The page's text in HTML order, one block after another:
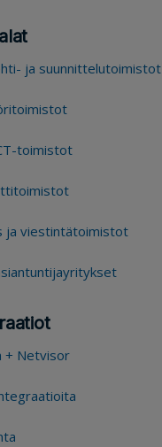
ja suunnittelutoimistot
toimistot
ja viestintätoimistot
+ Netvisor